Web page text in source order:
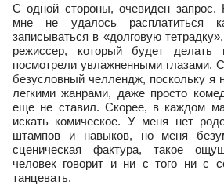
С одной стороны, очевиден
мне не удалось расплатиться
записываться в «долговую
режиссер, который будет
посмотрели увлажненными глазами.
безусловный челлендж, поскольку я
легкими жанрами, даже просто
еще не ставил. Скорее, в каждом
искать комическое. У меня нет
штампов и навыков, но меня
сценическая фактура, такое
человек говорит и ни с того ни с
танцевать.